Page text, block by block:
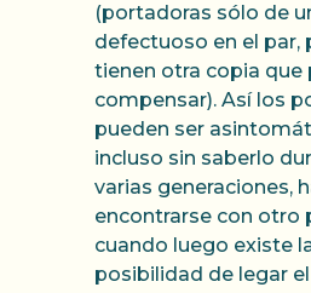
(portadoras sólo de
defectuoso en el par,
tienen otra copia que
compensar). Así los
pueden ser
incluso sin saberlo
varias generaciones,
encontrarse con otro
cuando luego existe
posibilidad de legar